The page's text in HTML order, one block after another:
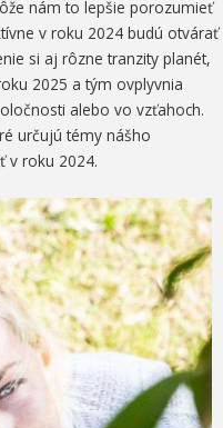
nám to lepšie porozumieť
v roku 2024 budú otvárať
si aj rôzne tranzity planét,
2025 a tým ovplyvnia
alebo vo vzťahoch.
určujú témy nášho
v roku 2024.